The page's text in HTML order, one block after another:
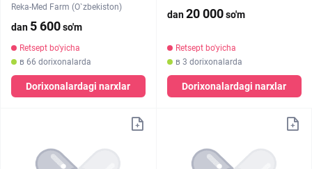
Reka-Med Farm (O`zbekiston)
dan 5 600so'm
Retsept bo'yicha
в 66 dorixonalarda
Dorixonalardagi narxlar
dan20 000so'm
Retsept bo'yicha
в 3 dorixonalarda
Dorixonalardagi narxlar